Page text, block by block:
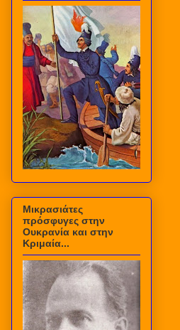
Μικρασιάτες
πρόσφυγες στην
Ουκρανία και στην
Κριμαία...